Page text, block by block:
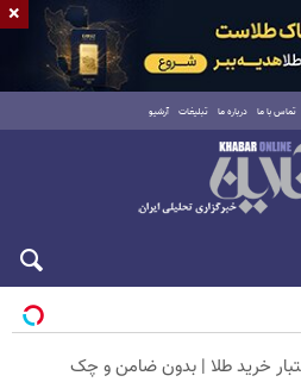
تماس با ما درباره ما تبلیغات آرشیو
×